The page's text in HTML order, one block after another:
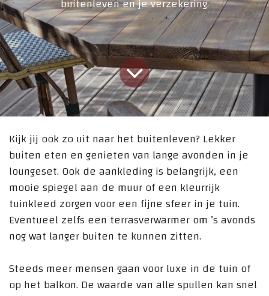
buitenleven en je verzekering.
Kijk jij ook zo uit naar het buitenleven? Lekker
buiten eten en genieten van lange avonden in je
loungeset. Ook de aankleding is belangrijk, een
mooie spiegel aan de muur of een kleurrijk
tuinkleed zorgen voor een fijne sfeer in je tuin.
Eventueel zelfs een terrasverwarmer om ’s avonds
nog wat langer buiten te kunnen zitten.
Steeds meer mensen gaan voor luxe in de tuin of
op het balkon. De waarde van alle spullen kan snel